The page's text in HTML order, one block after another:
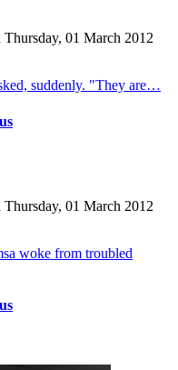
Thursday, 01 March 2012
suddenly. "They are…
Thursday, 01 March 2012
woke from troubled